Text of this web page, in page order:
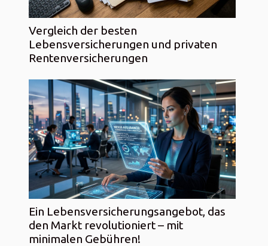
Vergleich der besten
Lebensversicherungen und privaten
Rentenversicherungen
Ein Lebensversicherungsangebot, das
den Markt revolutioniert – mit
minimalen Gebühren!